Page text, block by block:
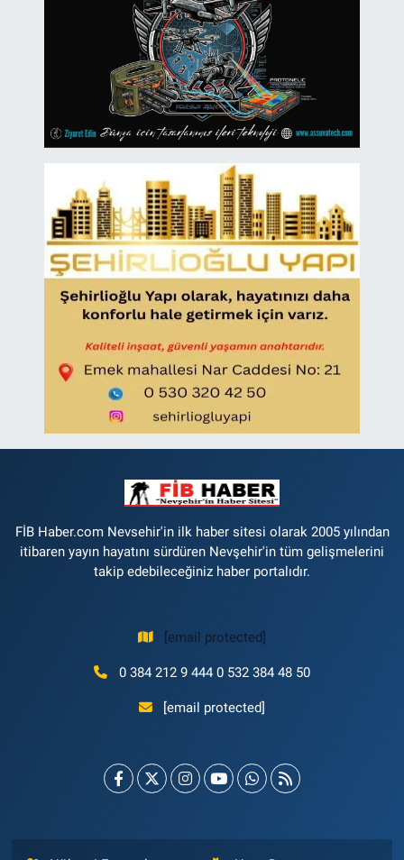
FİB Haber.com Nevsehir'in ilk haber sitesi olarak 2005 yılından
itibaren yayın hayatını sürdüren Nevşehir'in tüm gelişmelerini
takip edebileceğiniz haber portalıdır.
[email protected]
0 384 212 9 444 0 532 384 48 50
[email protected]